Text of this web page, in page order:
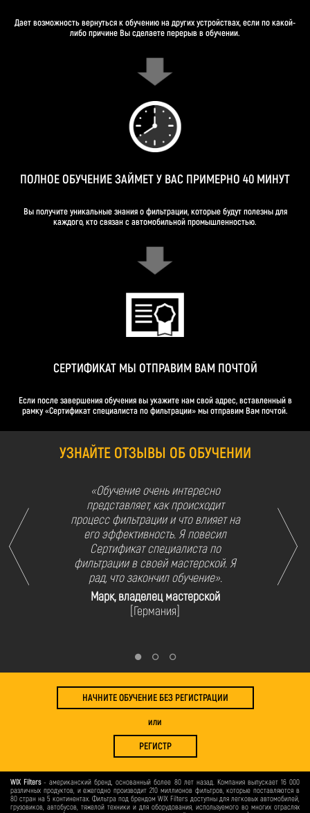
Дает возможность вернуться к обучению на других устройствах, если по какой-
либо причине Вы сделаете перерыв в обучении.
ПОЛНОЕ ОБУЧЕНИЕ ЗАЙМЕТ У ВАС ПРИМЕРНО 40 МИНУТ
Вы получите уникальные знания о фильтрации, которые будут полезны для
каждого, кто связан с автомобильной промышленностью.
СЕРТИФИКАТ МЫ ОТПРАВИМ ВАМ ПОЧТОЙ
Если после завершения обучения вы укажите нам свой адрес, вставленный в
рамку «Сертификат специалиста по фильтрации» мы отправим Вам почтой.
УЗНАЙТЕ ОТЗЫВЫ ОБ ОБУЧЕНИИ
«Обучение очень интересно
представляет, как происходит
процесс фильтрации и что влияет на
его эффективность. Я повесил
Сертификат специалиста по
фильтрации в своей мастерской. Я
рад, что закончил обучение».
Марк, владелец мастерской
[Германия]
НАЧНИТЕ ОБУЧЕНИЕ БЕЗ РЕГИСТРАЦИИ
или
РЕГИСТР
WIX Filters- американский бренд, основанный более 80 лет назад. Компания выпускает 16 000
различных продуктов, и ежегодно производит 210 миллионов фильтров, которые поставляются в
80 стран на 5 континентах. Фильтра под брендом WIX Filters доступны для легковых автомобилей,
грузовиков, автобусов, тяжелой техники и для оборудования, используемого во многих отраслях